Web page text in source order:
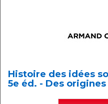
Histoire des idées
5e éd. - Des origines